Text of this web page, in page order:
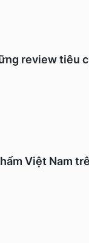
review tiêu
Việt Nam